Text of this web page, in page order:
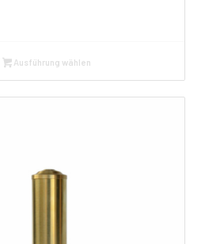
Ausführung wählen